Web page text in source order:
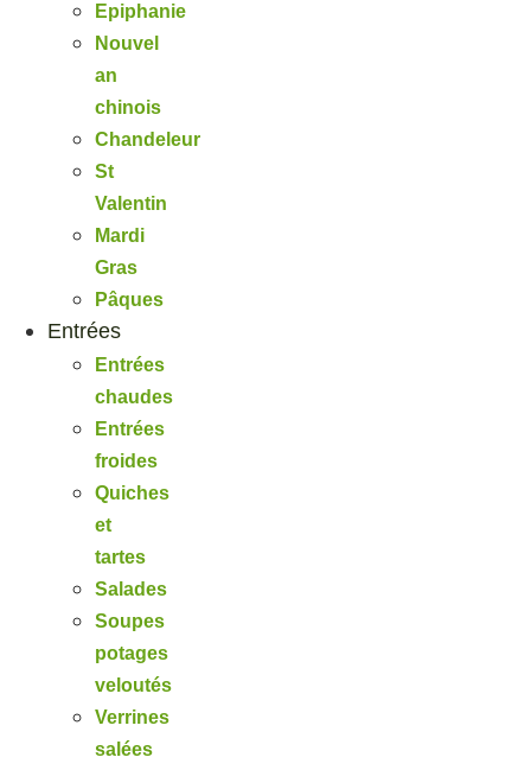
Epiphanie
Nouvel
an
chinois
Chandeleur
St
Valentin
Mardi
Gras
Pâques
Entrées
Entrées
chaudes
Entrées
froides
Quiches
et
tartes
Salades
Soupes
potages
veloutés
Verrines
salées